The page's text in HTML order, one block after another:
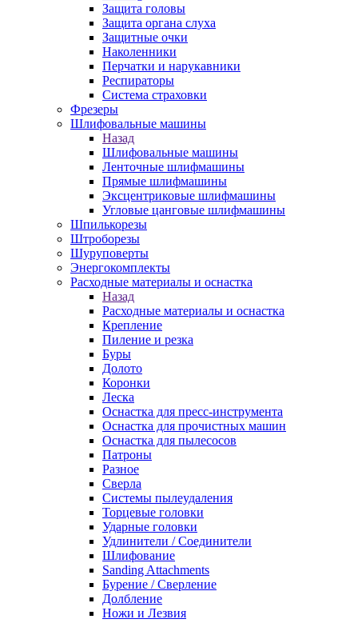
Защита головы
Защита органа слуха
Защитные очки
Наколенники
Перчатки и нарукавники
Респираторы
Система страховки
Фрезеры
Шлифовальные машины
Назад
Шлифовальные машины
Ленточные шлифмашины
Прямые шлифмашины
Эксцентриковые шлифмашины
Угловые цанговые шлифмашины
Шпилькорезы
Штроборезы
Шуруповерты
Энергокомплекты
Расходные материалы и оснастка
Назад
Расходные материалы и оснастка
Крепление
Пиление и резка
Буры
Долото
Коронки
Леска
Оснастка для пресс-инструмента
Оснастка для прочистных машин
Оснастка для пылесосов
Патроны
Разное
Сверла
Системы пылеудаления
Торцевые головки
Ударные головки
Удлинители / Соединители
Шлифование
Sanding Attachments
Бурение / Сверление
Долбление
Ножи и Лезвия